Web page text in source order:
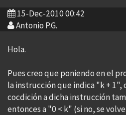
15-Dec-2010 00:42
Antonio P.G.
Hola.
Pues creo que poniendo en el
la instrucción que indica "k + 1",
cocdición a dicha instrucción
entonces a "0 < k" (si no, se